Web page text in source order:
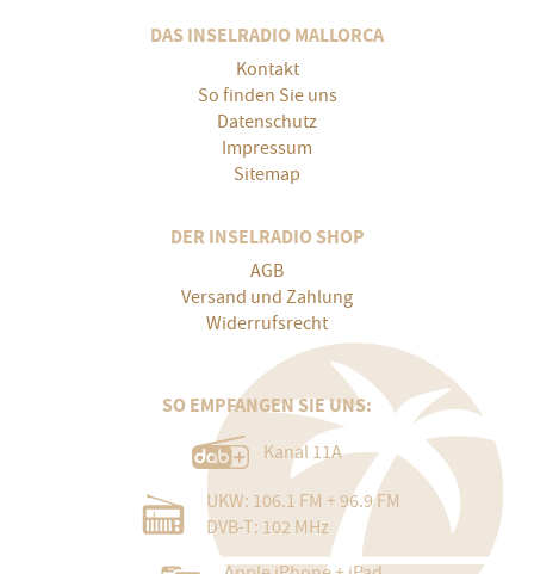
DAS INSELRADIO MALLORCA
Kontakt
So finden Sie uns
Datenschutz
Impressum
Sitemap
DER INSELRADIO SHOP
AGB
Versand und Zahlung
Widerrufsrecht
SO EMPFANGEN SIE UNS:
Kanal 11A
UKW: 106.1 FM + 96.9 FM
DVB-T: 102 MHz